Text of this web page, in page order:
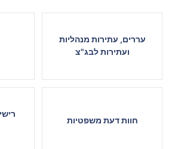
עררים, עתירות מנהליות
ועתירות לבג"צ
חוות דעת משפטיות